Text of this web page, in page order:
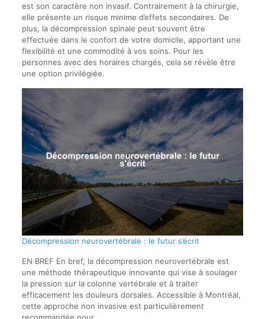
est son caractère non invasif. Contrairement à la chirurgie,
elle présente un risque minime d’effets secondaires. De
plus, la décompression spinale peut souvent être
effectuée dans le confort de votre domicile, apportant une
flexibilité et une commodité à vos soins. Pour les
personnes avec des horaires chargés, cela se révèle être
une option privilégiée.
Décompression neurovertébrale : le futur s’écrit
EN BREF En bref, la décompression neurovertébrale est
une méthode thérapeutique innovante qui vise à soulager
la pression sur la colonne vertébrale et à traiter
efficacement les douleurs dorsales. Accessible à Montréal,
cette approche non invasive est particulièrement